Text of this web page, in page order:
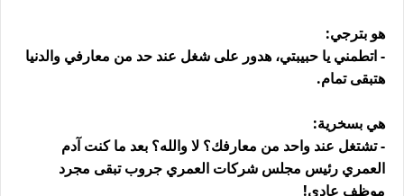
هو بترجي:
- اتطمني يا حبيبتي، هدور على شغل عند حد من معارفي والدنيا
هتبقى تمام.
هي بسخرية:
- تشتغل عند واحد من معارفك؟ لا والله؟ بعد ما كنت آدم
العمري رئيس مجلس شركات العمري جروب تبقى مجرد
موظف عادي!